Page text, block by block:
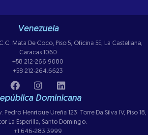
Venezuela
Mata De Coco, Piso 5, Oficina 5E, La Castellana,
Caracas 1060
+58 212-266.9080
+58 212-264.6623
Dominicana
Pedro Henrique Ureña 123. Torre Da Silva IV, Piso 18,
La Esperilla, Santo Domingo.
+1 646-283.3999